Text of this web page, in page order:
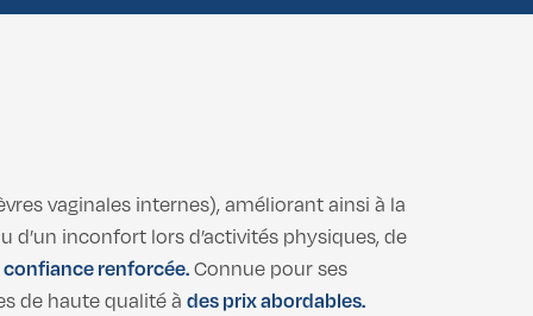
vaginales internes), améliorant ainsi à la
d’un inconfort lors d’activités physiques, de
renforcée.Connue pour ses
de haute qualité à des prix abordables.